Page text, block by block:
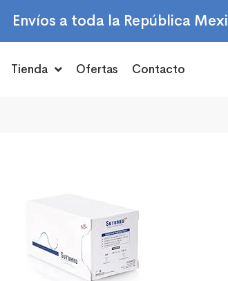
Envíos a toda la República
Tienda Ofertas Contacto